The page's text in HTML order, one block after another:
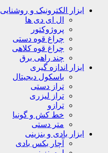
ابزار الکترونیک و روشنایی
ال ای دی ها
پروژوکتور
چراغ قوه دستی
چراغ قوه کلاهی
چند راهی برق
ابزار اندازه گیری
باسکول دیجیتال
تراز دستی
تراز لیزری
ترازو
خط کش و گونیا
متر دستی
ابزار بادی و بنزینی
آچار بکس بادی